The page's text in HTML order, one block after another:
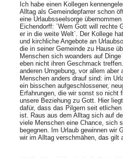
Ich habe einen Kollegen
Alltag als Gemeindepfarrer schon
eine Urlaubsseelsorge
Eichendorff: ´Wem Gott will rechte
er in die weite Welt`. Der Kollege
und kirchliche Angebote an
die in seiner Gemeinde zu Hause
Menschen sich woanders auf
eben nicht ihren Geschmack
anderen Umgebung, vor allem aber
Menschen anders drauf sind: im
ein bisschen aufgeschlossener,
Erfahrungen, die wir sonst so nicht
unsere Beziehung zu Gott. Hier
dafür, dass das Pilgern seit
ist. Raus aus dem Alltag sich auf
viele Menschen eine Chance, sich
begegnen. Im Urlaub gewinnen wir
wir im Alltag verschmähen, das gilt